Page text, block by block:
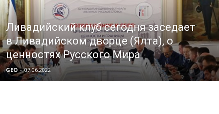
Ливадийский клуб сегодня заседает
в Ливадийском дворце (Ялта), о
ценностях Русского Мира
GEO - 07.06.2022